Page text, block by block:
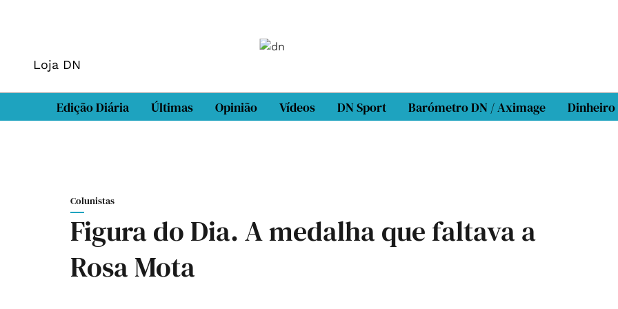
Loja DN
Edição Diária Últimas Opinião Vídeos DN Sport Barómetro DN / Aximage Dinheiro
Colunistas
Figura do Dia. A medalha que faltava a
Rosa Mota